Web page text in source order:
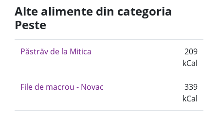
Alte alimente din categoria
Peste
Păstrăv de la Mitica
209
kCal
File de macrou - Novac
339
kCal